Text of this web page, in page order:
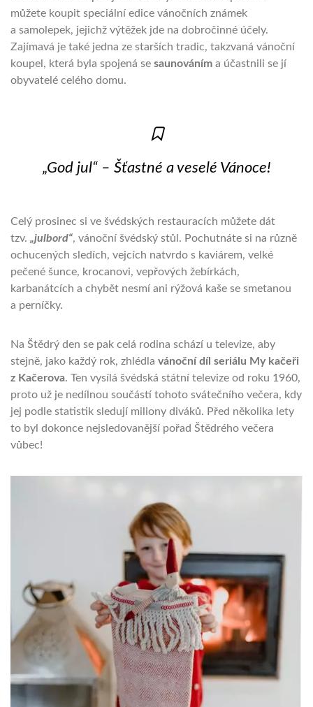
můžete koupit speciální edice vánočních známek
a samolepek, jejichž výtěžek jde na dobročinné účely.
Zajímavá je také jedna ze starších tradic, takzvaná vánoční
koupel, která byla spojená se saunováním a účastnili se jí
obyvatelé celého domu.
„God jul“ – Šťastné a veselé Vánoce!
Celý prosinec si ve švédských restauracích můžete dát
tzv. „julbord“, vánoční švédský stůl. Pochutnáte si na různě
ochucených sledích, vejcích natvrdo s kaviárem, velké
pečené šunce, krocanovi, vepřových žebírkách,
karbanátcích a chybět nesmí ani rýžová kaše se smetanou
a perníčky.
Na Štědrý den se pak celá rodina schází u televize, aby
stejně, jako každý rok, zhlédla vánoční díl seriálu My kačeři
z Kačerova. Ten vysílá švédská státní televize od roku 1960,
proto už je nedílnou součástí tohoto svátečního večera, kdy
jej podle statistik sledují miliony diváků. Před několika lety
to byl dokonce nejsledovanější pořad Štědrého večera
vůbec!